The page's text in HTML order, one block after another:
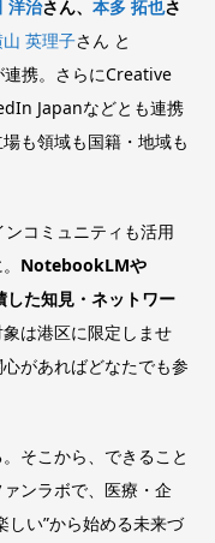
洋治さん、 本多 拓也さ
英理子さん と
携。さらにCreative
Japanなどとも連携
も領域も国籍・地域も
コミュニティも活用
NotebookLMや
た知見・ネットワー
は港区に限定しませ
があればどなたでも参
そこから、できること
ンラボで、医療・企
しい”から始める未来づ